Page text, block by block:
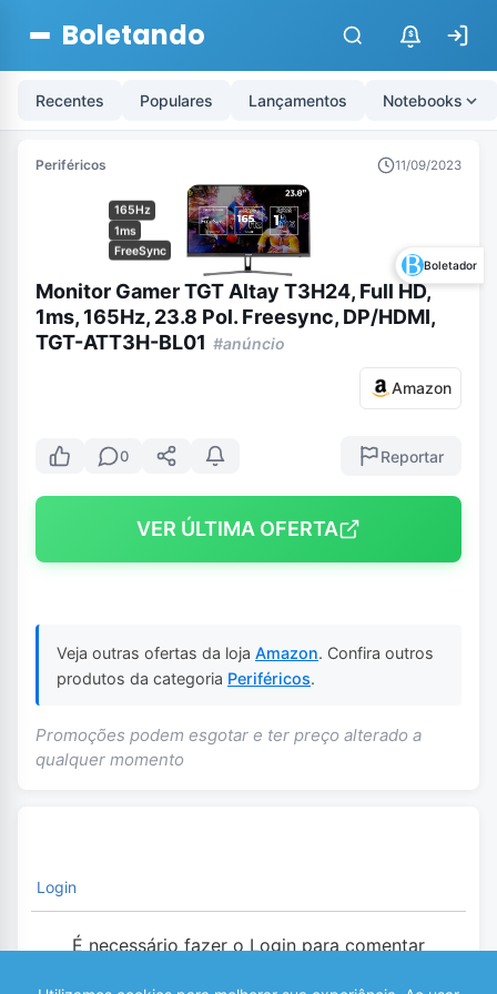
Boletando $
Recentes Populares Lançamentos Notebooks
Periféricos 11/09/2023
165Hz
1ms
FreeSync
Boletador
Monitor Gamer TGT Altay T3H24, Full HD,
1ms, 165Hz, 23.8 Pol. Freesync, DP/HDMI,
TGT-ATT3H-BL01 #anúncio
Amazon
0 Reportar
VER ÚLTIMA OFERTA
Veja outras ofertas da loja Amazon. Confira outros
produtos da categoria Periféricos.
Promoções podem esgotar e ter preço alterado a
qualquer momento
Login
É necessário fazer o Login para comentar